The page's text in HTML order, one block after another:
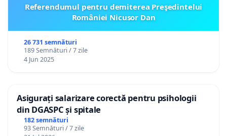
Referendumul pentru demiterea Preşedintelui
României Nicusor Dan
26 731 semnături
189 Semnături / 7 zile
4 Jun 2025
Asigurați salarizare corectă pentru psihologii
din DGASPC și spitale
182 semnături
93 Semnături / 7 zile